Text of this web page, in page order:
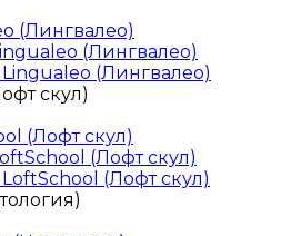
(Лингвалео)
(Лингвалео)
(Лингвалео)
скул)
(Лофт скул)
(Лофт скул)
(Лофт скул)